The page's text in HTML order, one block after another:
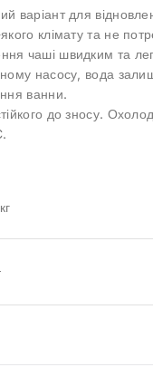
варіант для
клімату та не
чаші швидким та
насосу, вода
ванни.
до зносу.